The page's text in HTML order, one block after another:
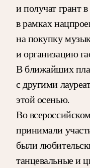
и получат грант
в рамках
на покупку
и организацию
В ближайших
с другими
этой осенью.
Во
принимали
были
танцевальные и